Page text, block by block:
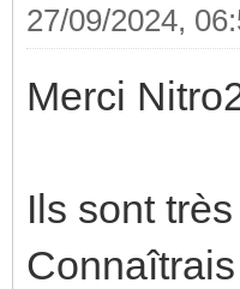
27/09/2024,
Merci
Ils sont